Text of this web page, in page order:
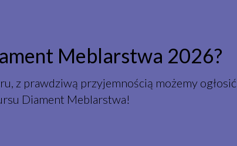
Meblarstwa 2026?
z prawdziwą przyjemnością możemy
Diament Meblarstwa!